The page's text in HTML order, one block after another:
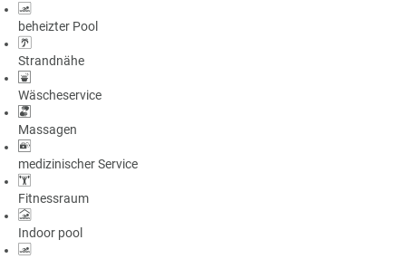
beheizter Pool
Strandnähe
Wäscheservice
Massagen
medizinischer Service
Fitnessraum
Indoor pool